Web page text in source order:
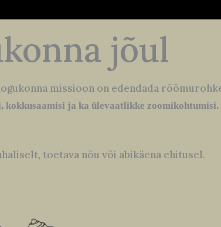
jõul
missioon on edendada
kokkusaamisi ja ka ülevaatlikke zoomikohtumisi.
toetava nõu või abikäena ehitusel.